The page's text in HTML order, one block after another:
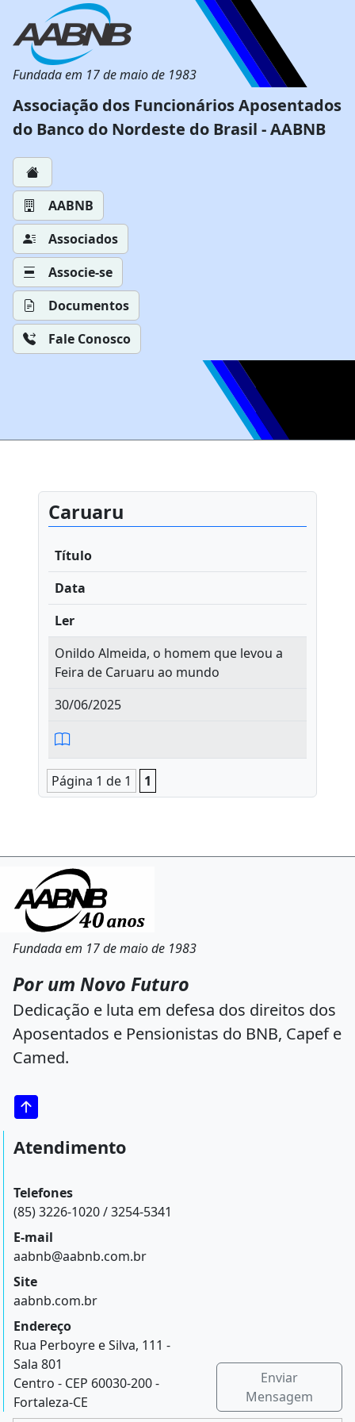
Fundada em 17 de maio de 1983
Associação dos Funcionários Aposentados
do Banco do Nordeste do Brasil - AABNB
AABNB
Associados
Associe-se
Documentos
Fale Conosco
Caruaru
Título
Data
Ler
Onildo Almeida, o homem que levou a
Feira de Caruaru ao mundo
30/06/2025
Página 1 de 1 1
Fundada em 17 de maio de 1983
Por um Novo Futuro
Dedicação e luta em defesa dos direitos dos
Aposentados e Pensionistas do BNB, Capef e
Camed.
Atendimento
Telefones
(85) 3226-1020 / 3254-5341
E-mail
aabnb@aabnb.com.br
Site
aabnb.com.br
Endereço
Rua Perboyre e Silva, 111 -
Sala 801
Centro - CEP 60030-200 -
Fortaleza-CE
Enviar
Mensagem